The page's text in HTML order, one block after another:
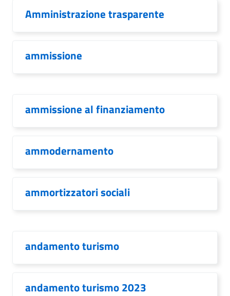
Amministrazione trasparente
ammissione
ammissione al finanziamento
ammodernamento
ammortizzatori sociali
andamento turismo
andamento turismo 2023